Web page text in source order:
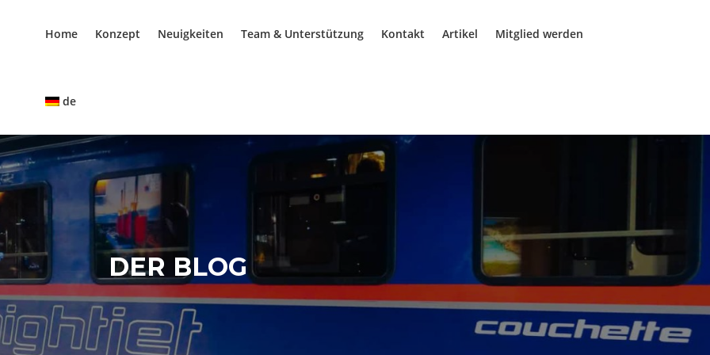
Home Konzept Neuigkeiten Team & Unterstützung Kontakt Artikel Mitglied werden
de
DER BLOG